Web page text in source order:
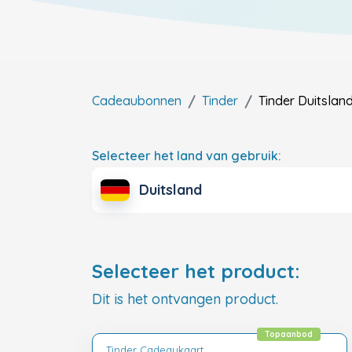
Cadeaubonnen Tinder Tinder
Selecteer het land van gebruik:
Duitsland
Selecteer het product:
Dit is het ontvangen product.
Topaanbod